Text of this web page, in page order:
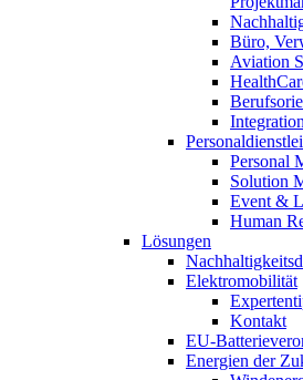
Büro,
Aviation
Personal
Solution
Event &
Human
Lösungen
Elektromobilität
Kontakt
EU-
Energien der